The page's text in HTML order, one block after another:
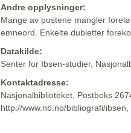
Andre opplysninger:
Mange av postene mangler
emneord. Enkelte dubletter
Datakilde:
Senter for Ibsen-studier,
Kontaktadresse:
Nasjonalbiblioteket, Postboks
http://www.nb.no/bibliografi/